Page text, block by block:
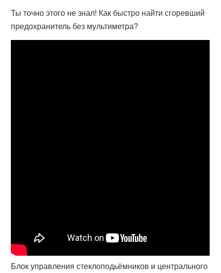
Ты точно этого не знал! Как быстро найти сгоревший
предохранитель без мультиметра?
Блок управления стеклоподьёмников и центрального